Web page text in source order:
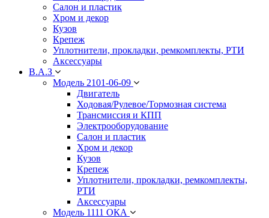
Салон и пластик
Хром и декор
Кузов
Крепеж
Уплотнители, прокладки, ремкомплекты, РТИ
Аксессуары
В.А.З
Модель 2101-06-09
Двигатель
Ходовая/Рулевое/Тормозная система
Трансмиссия и КПП
Электрооборудование
Салон и пластик
Хром и декор
Кузов
Крепеж
Уплотнители, прокладки, ремкомплекты,
РТИ
Аксессуары
Модель 1111 ОКА